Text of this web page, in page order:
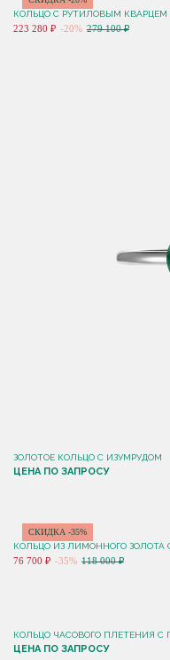
КОЛЬЦО С РУТИЛОВЫМ
223 280 ₽ -20% 279 100 ₽
ЗОЛОТОЕ КОЛЬЦО С ИЗУМРУДОМ
ЦЕНА ПО ЗАПРОСУ
СКИДКА -35%
КОЛЬЦО ИЗ ЛИМОННОГО
76 700 ₽ -35% 118 000 ₽
КОЛЬЦО ЧАСОВОГО ПЛЕТЕНИЯ С
ЦЕНА ПО ЗАПРОСУ